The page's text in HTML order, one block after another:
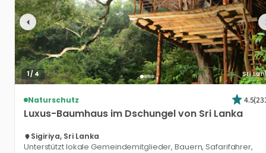
1/4 Sri
Naturschutz 4.5(
Luxus-Baumhaus im Dschungelvon Sri Lanka
Sigiriya, Sri Lanka
Unterstützt lokale Gemeindemitglieder, Bauern, Safarifahrer,